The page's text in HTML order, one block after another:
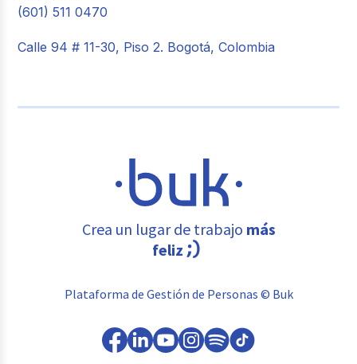
(601) 511 0470
Calle 94 # 11-30, Piso 2. Bogotá, Colombia
Crea un lugar de trabajo más
feliz
Plataforma de Gestión de Personas © Buk